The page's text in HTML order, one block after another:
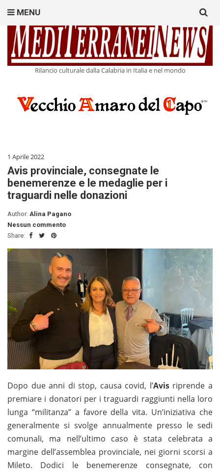
Rilancio culturale dalla Calabria in Italia e nel mondo
MENU
for:
1 Aprile 2022
Avis provinciale, consegnate le
benemerenze e le medaglie per i
traguardi nelle donazioni
Author: Alina Pagano
Nessun commento
Share:
Dopo due anni di stop, causa covid, l’Avisriprende a
premiare i donatori per i traguardi raggiunti nella loro
lunga “militanza” a favore della vita. Un’iniziativa che
generalmente si svolge annualmente presso le sedi
comunali, ma nell’ultimo caso è stata celebrata a
margine dell’assemblea provinciale, nei giorni scorsi a
Mileto. Dodici le benemerenze consegnate, con